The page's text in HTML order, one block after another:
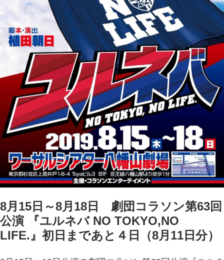
8月15日～8月18日 劇団コラソン第63回
公演 『ユルネバ NO TOKYO,NO
LIFE.』初日まであと４日（8月11日分）